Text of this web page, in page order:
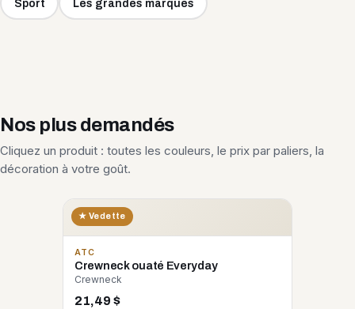
Sport Les grandes marques
Nos plus demandés
Cliquez un produit : toutes les couleurs, le prix par paliers, la
décoration à votre goût.
★ Vedette
ATC
Crewneck ouaté Everyday
Crewneck
21,49 $